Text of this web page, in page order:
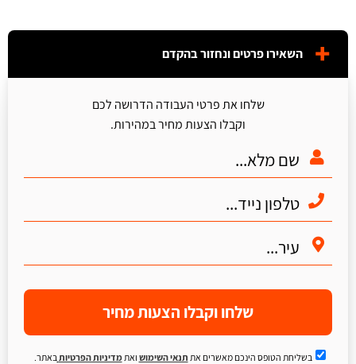
השאירו פרטים ונחזור בהקדם
שלחו את פרטי העבודה הדרושה לכם
וקבלו הצעות מחיר במהירות.
שלחו וקבלו הצעות מחיר
בשליחת הטופס הינכם מאשרים את תנאי השימוש ואתמדיניות הפרטיות באתר.